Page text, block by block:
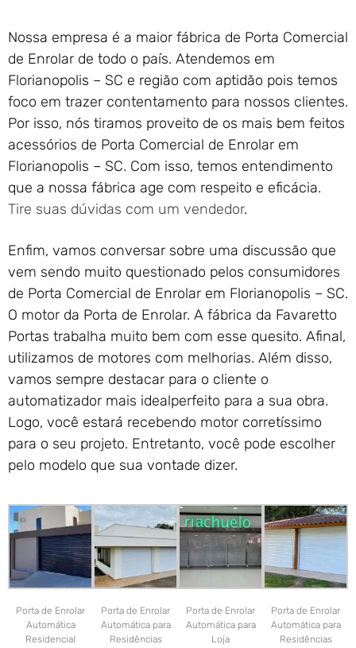
Enrolar em Petrópolis – RJ
Portão de Garagem de
Enrolar em Paraty – RJ
Portão de Garagem de
Enrolar em Nova Iguaçu – RJ
Portão de Garagem de
Enrolar em Nova Friburgo –
RJ
Nossa empresa é a maior fábrica de Porta Comercial
de Enrolar de todo o país. Atendemos em
Florianopolis – SC e região com aptidão pois temos
foco em trazer contentamento para nossos clientes.
Por isso, nós tiramos proveito de os mais bem feitos
acessórios de Porta Comercial de Enrolar em
Florianopolis – SC. Com isso, temos entendimento
que a nossa fábrica age com respeito e eficácia.
Tire suas dúvidas com um vendedor.
Enfim, vamos conversar sobre uma discussão que
vem sendo muito questionado pelos consumidores
de Porta Comercial de Enrolar em Florianopolis – SC.
O motor da Porta de Enrolar. A fábrica da Favaretto
Portas trabalha muito bem com esse quesito. Afinal,
utilizamos de motores com melhorias. Além disso,
vamos sempre destacar para o cliente o
automatizador mais idealperfeito para a sua obra.
Logo, você estará recebendo motor corretíssimo
para o seu projeto. Entretanto, você pode escolher
pelo modelo que sua vontade dizer.
Porta de Enrolar
Automática
Residencial
Porta de Enrolar
Automática para
Residências
Porta de Enrolar
Automática para
Loja
Porta de Enrolar
Automática para
Residências